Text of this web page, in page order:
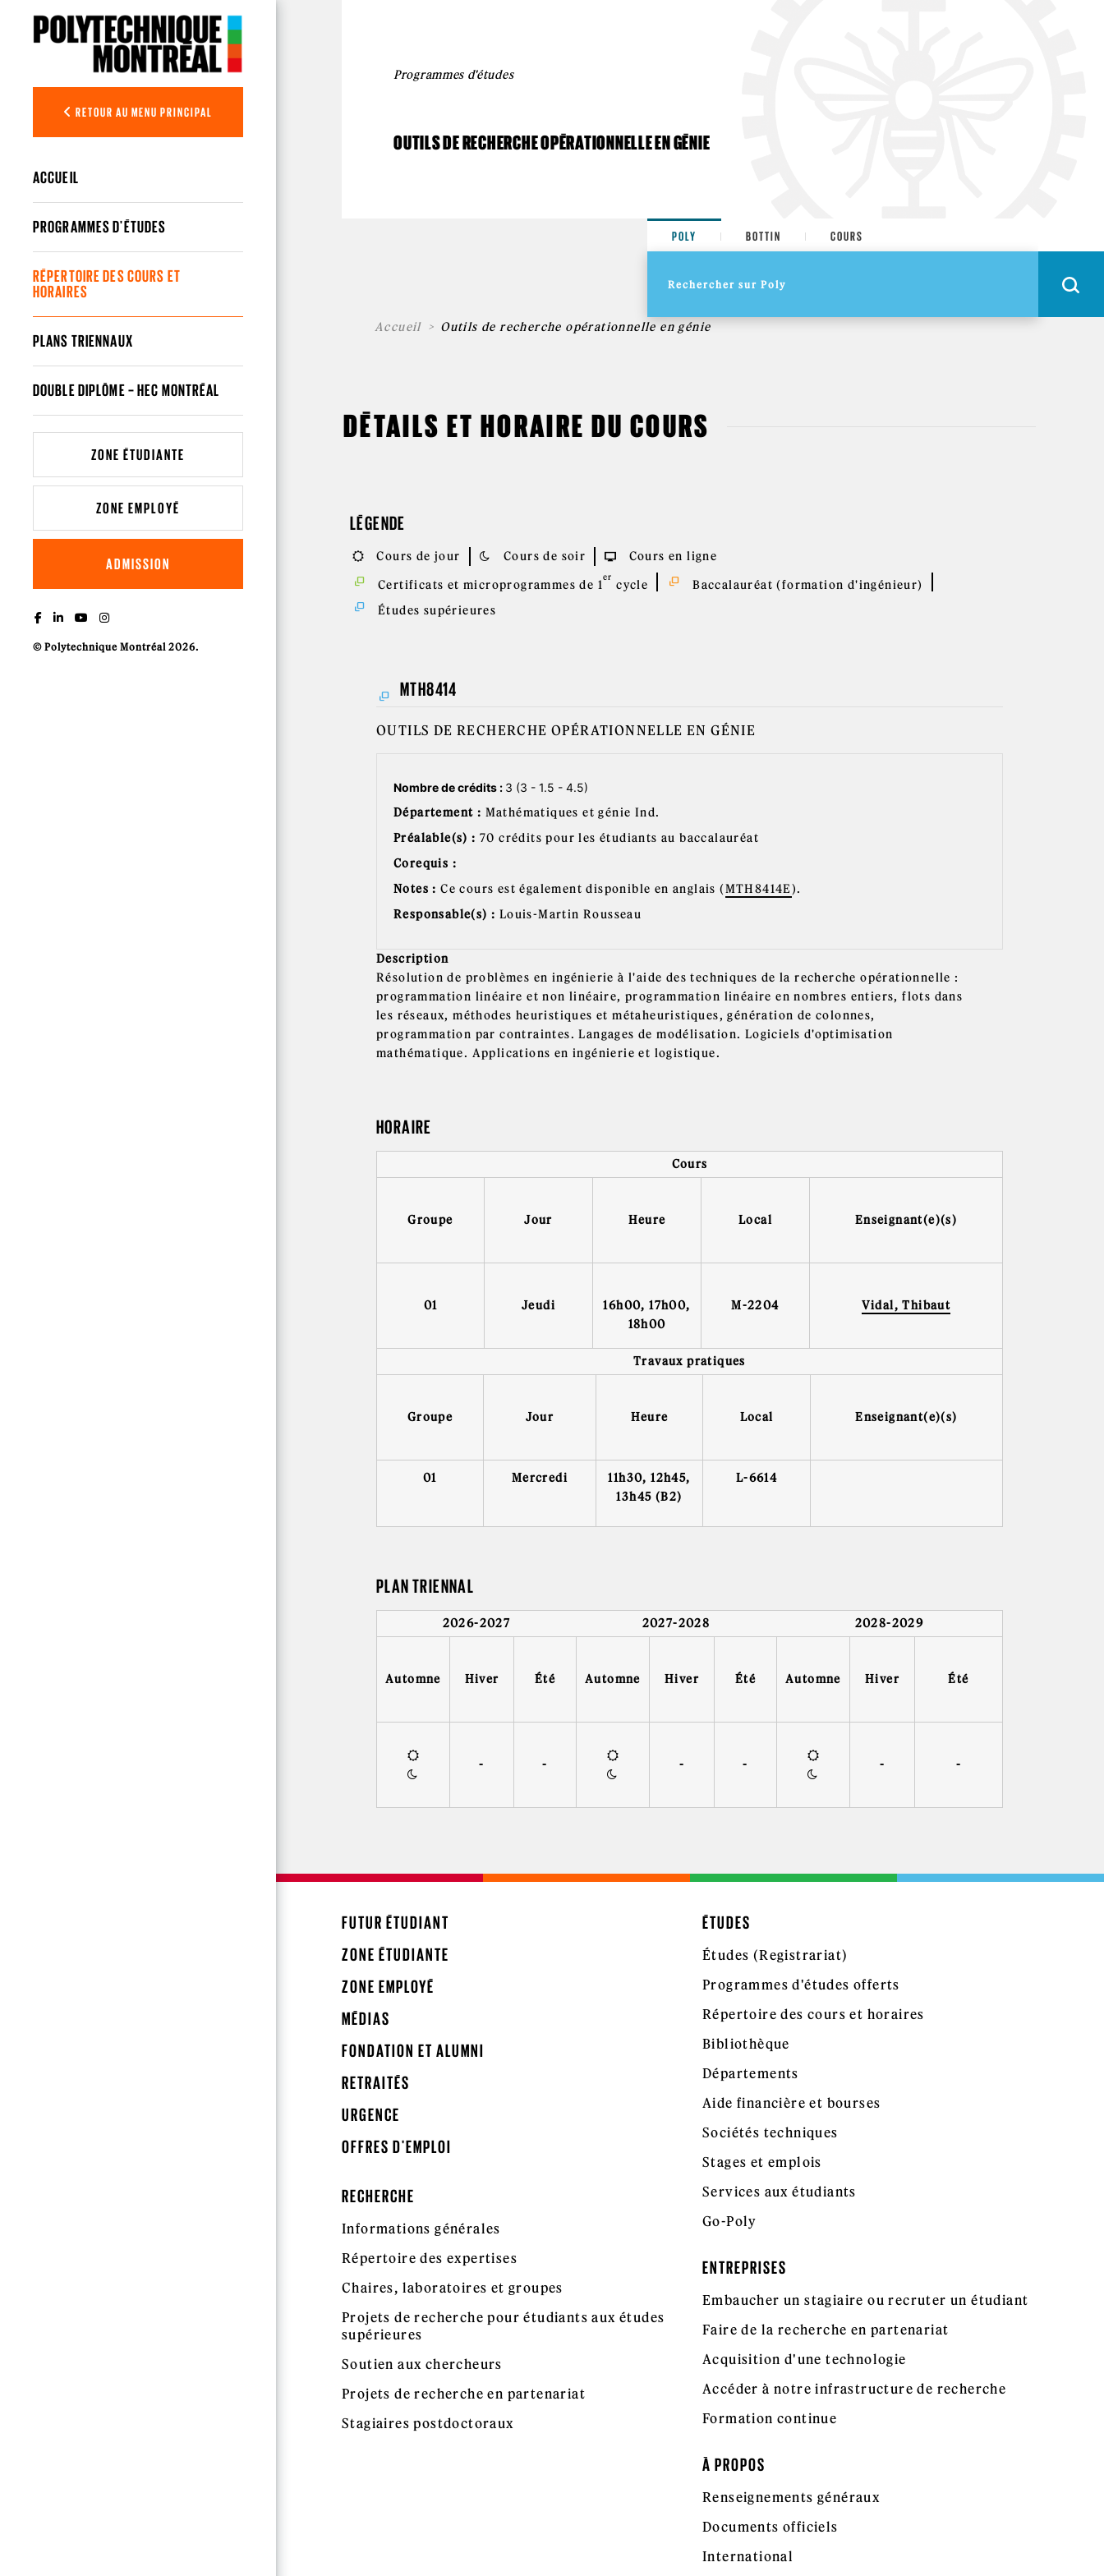
RETOUR AU MENU PRINCIPAL
ACCUEIL
PROGRAMMES D'ÉTUDES
RÉPERTOIRE DES COURS ET
HORAIRES
PLANS TRIENNAUX
DOUBLE DIPLÔME – HEC MONTRÉAL
ZONE ÉTUDIANTE
ZONE EMPLOYÉ
ADMISSION
© Polytechnique Montréal 2026.
Programmes d'études
OUTILS DE RECHERCHE OPÉRATIONNELLE EN GÉNIE
POLY BOTTIN COURS
Accueil Outils de recherche opérationnelle en génie
DÉTAILS ET HORAIRE DU COURS
LÉGENDE
Cours de jour Cours de soir
Cours en ligne
Certificats et microprogrammes de 1
er
cycle
Baccalauréat (formation d'ingénieur)
Études supérieures
MTH8414
OUTILS DE RECHERCHE OPÉRATIONNELLE EN GÉNIE
Nombre de crédits : 3 (3 - 1.5 - 4.5)
Département : Mathématiques et génie Ind.
Préalable(s) : 70 crédits pour les étudiants au baccalauréat
Corequis :
Notes :Ce cours est également disponible en anglais (MTH8414E).
Responsable(s) : Louis-Martin Rousseau
Description
Résolution de problèmes en ingénierie à l'aide des techniques de la recherche opérationnelle :
programmation linéaire et non linéaire, programmation linéaire en nombres entiers, flots dans
les réseaux, méthodes heuristiques et métaheuristiques, génération de colonnes,
programmation par contraintes. Langages de modélisation. Logiciels d'optimisation
mathématique. Applications en ingénierie et logistique.
HORAIRE
Cours
Groupe Jour Heure Local Enseignant(e)(s)
01 Jeudi
16h00, 17h00,
18h00
M-2204 Vidal, Thibaut
Travaux pratiques
Groupe Jour Heure Local Enseignant(e)(s)
01 Mercredi
11h30, 12h45,
13h45 (B2)
L-6614
PLAN TRIENNAL
2026-2027 2027-2028 2028-2029
Automne Hiver Été Automne Hiver Été Automne Hiver Été
- - - - - -
FUTUR ÉTUDIANT
ZONE ÉTUDIANTE
ZONE EMPLOYÉ
MÉDIAS
FONDATION ET ALUMNI
RETRAITÉS
URGENCE
OFFRES D'EMPLOI
ÉTUDES
Études (Registrariat)
Programmes d'études offerts
Répertoire des cours et horaires
Bibliothèque
Départements
Aide financière et bourses
Sociétés techniques
Stages et emplois
Services aux étudiants
Go-Poly
RECHERCHE
Informations générales
Répertoire des expertises
Chaires, laboratoires et groupes
Projets de recherche pour étudiants aux études
supérieures
Soutien aux chercheurs
Projets de recherche en partenariat
Stagiaires postdoctoraux
ENTREPRISES
Embaucher un stagiaire ou recruter un étudiant
Faire de la recherche en partenariat
Acquisition d'une technologie
Accéder à notre infrastructure de recherche
Formation continue
À PROPOS
Renseignements généraux
Documents officiels
International